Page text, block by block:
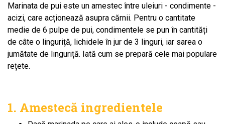
Marinata de pui este un amestec între uleiuri - condimente -
acizi, care acționează asupra cărnii. Pentru o cantitate
medie de 6 pulpe de pui, condimentele se pun în cantități
de câte o linguriță, lichidele în jur de 3 linguri, iar sarea o
jumătate de linguriță. Iată cum se prepară cele mai populare
rețete.
1. Amestecă ingredientele